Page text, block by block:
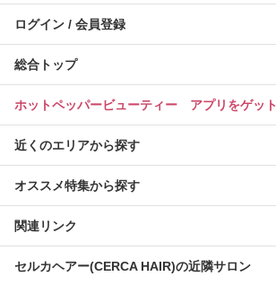
ログイン / 会員登録
総合トップ
ホットペッパービューティー アプリをゲット
近くのエリアから探す
オススメ特集から探す
関連リンク
セルカヘアー(CERCA HAIR)の近隣サロン